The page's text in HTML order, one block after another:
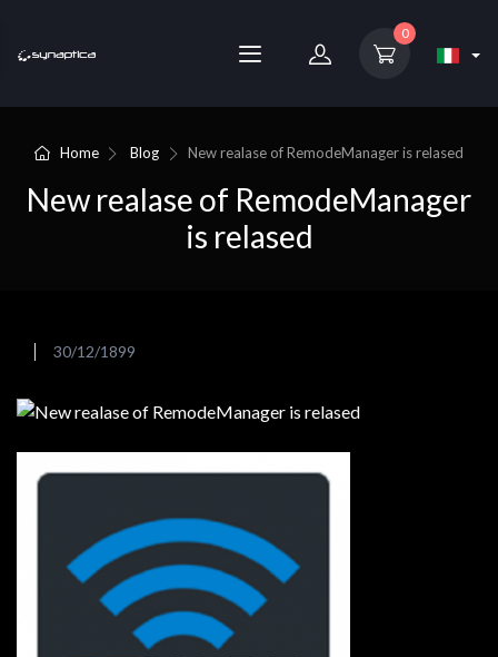
0
Home Blog New realase of RemodeManager is relased
New realase of RemodeManager
is relased
30/12/1899